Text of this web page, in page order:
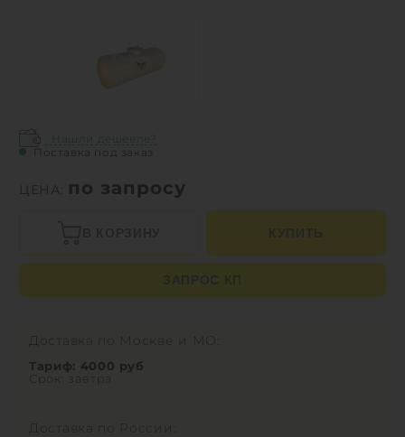
Нашли дешевле?
Поставка под заказ
ЦЕНА: по запросу
Доставка по Москве и МО:
Тариф: 4000 руб
Срок: завтра
Доставка по России: